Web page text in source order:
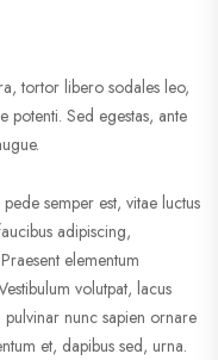
tortor libero sodales leo,
potenti. Sed egestas, ante
semper est, vitae luctus
adipiscing,
elementum
volutpat, lacus
nunc sapien ornare
et, dapibus sed, urna.